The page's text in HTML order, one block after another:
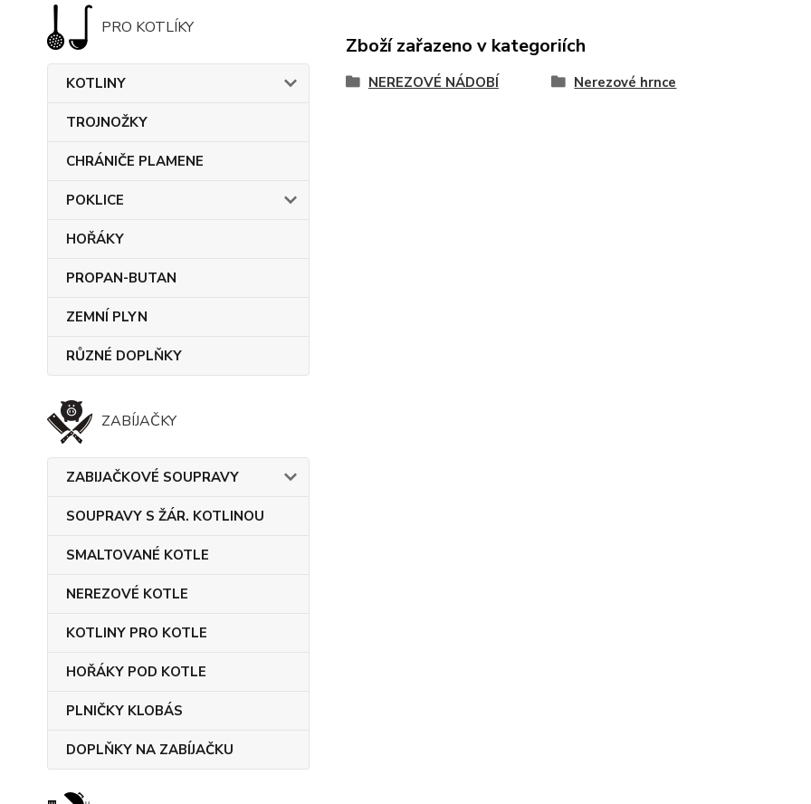
PRO KOTLÍKY
KOTLINY
TROJNOŽKY
CHRÁNIČE PLAMENE
POKLICE
HOŘÁKY
PROPAN-BUTAN
ZEMNÍ PLYN
RŮZNÉ DOPLŇKY
ZABÍJAČKY
ZABIJAČKOVÉ SOUPRAVY
SOUPRAVY S ŽÁR. KOTLINOU
SMALTOVANÉ KOTLE
NEREZOVÉ KOTLE
KOTLINY PRO KOTLE
HOŘÁKY POD KOTLE
PLNIČKY KLOBÁS
DOPLŇKY NA ZABÍJAČKU
Zboží zařazeno v kategoriích
NEREZOVÉ NÁDOBÍ Nerezové hrnce